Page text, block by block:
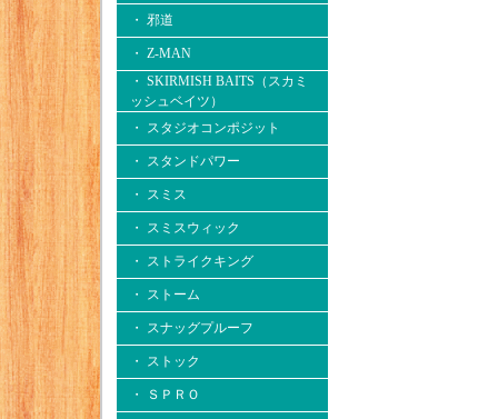
・ 邪道
・ Z-MAN
・ SKIRMISH BAITS（スカミ
ッシュベイツ）
・ スタジオコンポジット
・ スタンドパワー
・ スミス
・ スミスウィック
・ ストライクキング
・ ストーム
・ スナッグプルーフ
・ ストック
・ ＳＰＲＯ